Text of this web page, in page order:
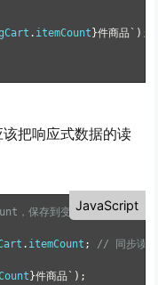
. itemCount }件商品` ) ;
把响应式数据的读
JavaScript
，保存到变量里，异步部分用
. itemCount ;
// 同步读取
}件商品` ) ;